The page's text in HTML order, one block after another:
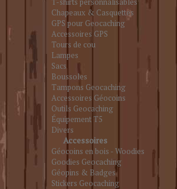
Chapeaux & Casquettes
GPS pour Geocaching
Accessoires GPS
Tours de cou
Lampes
Sacs
Boussoles
Tampons Geocaching
Accessoires Géocoins
Outils Geocaching
Équipement T5
Divers
Accessoires
Géocoins en bois - Woodies
Goodies Geocaching
Géopins & Badges
Stickers Geocaching